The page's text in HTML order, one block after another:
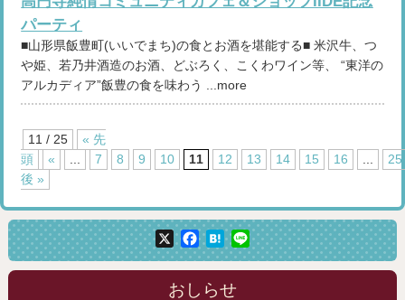
パーティ
■山形県飯豊町(いいでまち)の食とお酒を堪能する■ 米沢牛、つ
や姫、若乃井酒造のお酒、どぶろく、こくわワイン等、 “東洋の
アルカディア”飯豊の食を味わう ...more
11 / 25
« 先
頭
« 7 8 9 10 11 12 13 14 15 16
25
後 »
X Facebook
Hatena
Line
おしらせ